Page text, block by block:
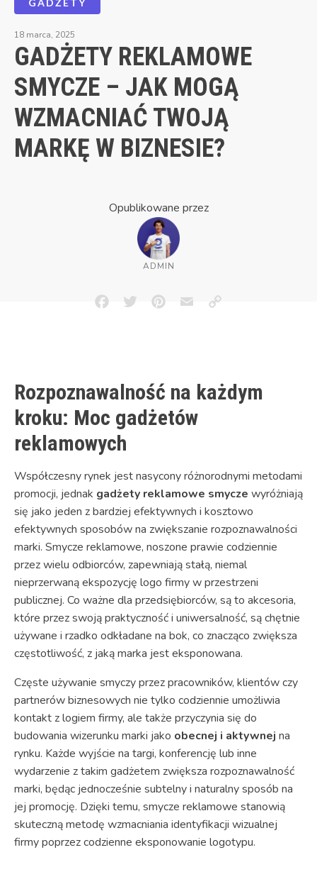
18 marca, 2025
GADŻETY REKLAMOWE
SMYCZE – JAK MOGĄ
WZMACNIAĆ TWOJĄ
MARKĘ W BIZNESIE?
Opublikowane przez
ADMIN
FacebookTwitterPinterestEmailCopy
Rozpoznawalność na każdym
kroku: Moc gadżetów
reklamowych
Współczesny rynek jest nasycony różnorodnymi metodami
promocji, jednak gadżety reklamowe smycze wyróżniają
się jako jeden z bardziej efektywnych i kosztowo
efektywnych sposobów na zwiększanie rozpoznawalności
marki. Smycze reklamowe, noszone prawie codziennie
przez wielu odbiorców, zapewniają stałą, niemal
nieprzerwaną ekspozycję logo firmy w przestrzeni
publicznej. Co ważne dla przedsiębiorców, są to akcesoria,
które przez swoją praktyczność i uniwersalność, są chętnie
używane i rzadko odkładane na bok, co znacząco zwiększa
częstotliwość, z jaką marka jest eksponowana.
Częste używanie smyczy przez pracowników, klientów czy
partnerów biznesowych nie tylko codziennie umożliwia
kontakt z logiem firmy, ale także przyczynia się do
budowania wizerunku marki jako obecnej i aktywnej na
rynku. Każde wyjście na targi, konferencję lub inne
wydarzenie z takim gadżetem zwiększa rozpoznawalność
marki, będąc jednocześnie subtelny i naturalny sposób na
jej promocję. Dzięki temu, smycze reklamowe stanowią
skuteczną metodę wzmacniania identyfikacji wizualnej
firmy poprzez codzienne eksponowanie logotypu.